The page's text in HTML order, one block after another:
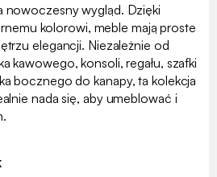
nowoczesny wygląd. Dzięki
kolorowi, meble mają proste
elegancji. Niezależnie od
kawowego, konsoli, regału, szafki
bocznego do kanapy, ta kolekcja
nada się, aby umeblować i